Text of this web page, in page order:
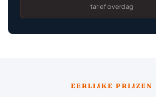
tarief overdag
EERLIJKE PRIJZEN